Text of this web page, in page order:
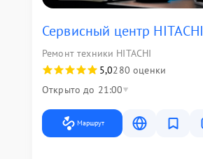
Сервисный центр HITACHI
Ремонт техники HITACHI
5,0280 оценки
Открыто до 21:00
Маршрут